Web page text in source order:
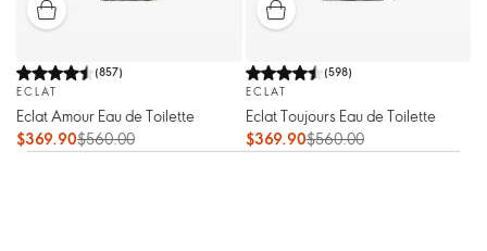
(857)
ECLAT
Eclat Amour Eau de Toilette
$369.90$560.00
(598)
ECLAT
Eclat Toujours Eau de Toilette
$369.90$560.00